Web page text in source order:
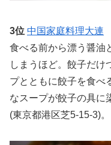
3位 中国家庭料理大連
食べる前から漂う醤油
しまうほど。餃子だけ
プとともに餃子を食べ
なスープが餃子の具に
(東京都港区芝5-15-3)。